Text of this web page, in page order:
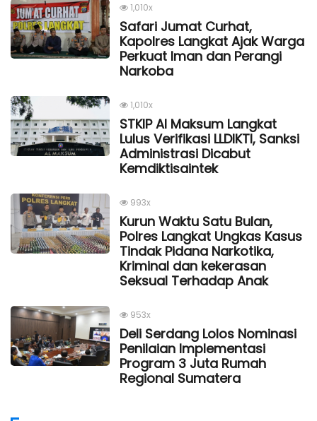
1,010x
Safari Jumat Curhat,
Kapolres Langkat Ajak Warga
Perkuat Iman dan Perangi
Narkoba
1,010x
STKIP Al Maksum Langkat
Lulus Verifikasi LLDIKTI, Sanksi
Administrasi Dicabut
Kemdiktisaintek
993x
Kurun Waktu Satu Bulan,
Polres Langkat Ungkas Kasus
Tindak Pidana Narkotika,
Kriminal dan kekerasan
Seksual Terhadap Anak
953x
Deli Serdang Lolos Nominasi
Penilaian Implementasi
Program 3 Juta Rumah
Regional Sumatera